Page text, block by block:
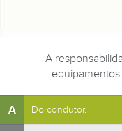
A
A Do condutor.